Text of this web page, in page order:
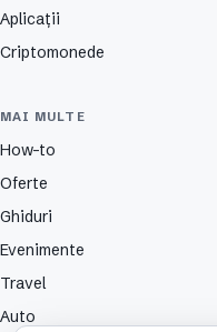
Aplicații
Criptomonede
MAI MULTE
How-to
Oferte
Ghiduri
Evenimente
Travel
Auto